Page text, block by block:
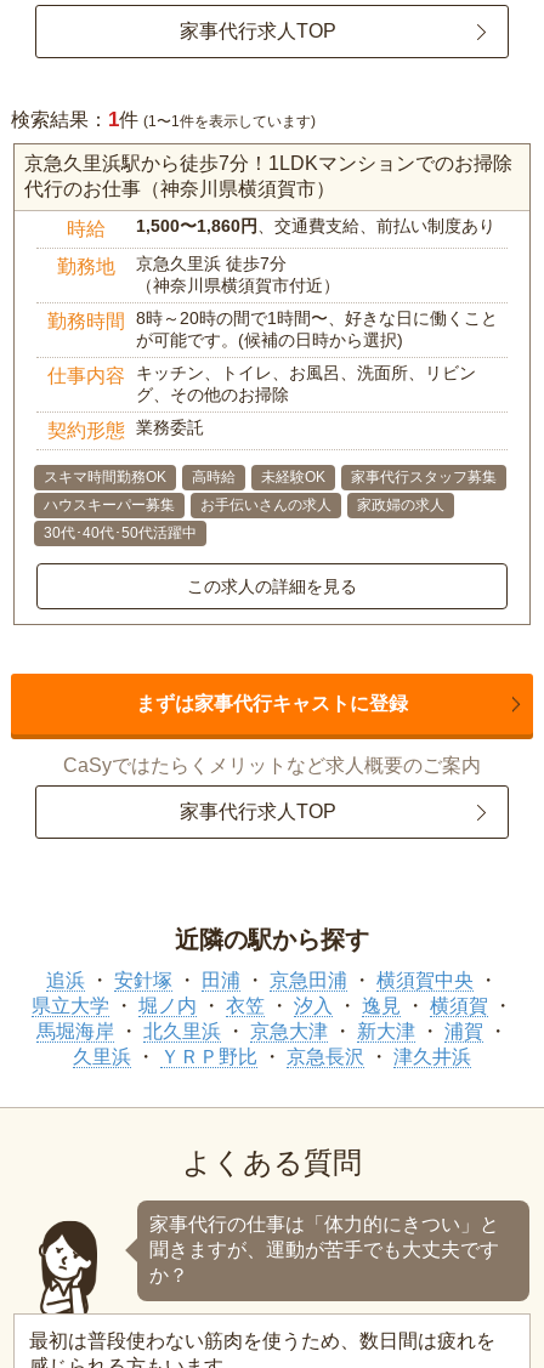
家事代行求人TOP
検索結果： 1件 (1〜1件を表示しています)
京急久里浜駅から徒歩7分！1LDKマンションでのお掃除
代行のお仕事（神奈川県横須賀市）
時給 1,500〜1,860円 、交通費支給、前払い制度あり
勤務地
京急久里浜 徒歩7分
（神奈川県横須賀市付近）
勤務時間
8時～20時の間で1時間〜、好きな日に働くこと
が可能です。(候補の日時から選択)
仕事内容
キッチン、トイレ、お風呂、洗面所、リビン
グ、その他のお掃除
契約形態 業務委託
スキマ時間勤務OK 高時給 未経験OK
家事代行スタッフ募集
ハウスキーパー募集
お手伝いさんの求人
家政婦の求人
30代･40代･50代活躍中
この求人の詳細を見る
まずは家事代行キャストに登録
CaSyではたらくメリットなど求人概要のご案内
家事代行求人TOP
近隣の駅から探す
追浜 安針塚 田浦 京急田浦
横須賀中央
県立大学
堀ノ内 衣笠 汐入 逸見
横須賀
馬堀海岸
北久里浜 京急大津 新大津
浦賀
久里浜
ＹＲＰ野比 京急長沢 津久井浜
よくある質問
家事代行の仕事は「体力的にきつい」と
聞きますが、運動が苦手でも大丈夫です
か？
最初は普段使わない筋肉を使うため、数日間は疲れを